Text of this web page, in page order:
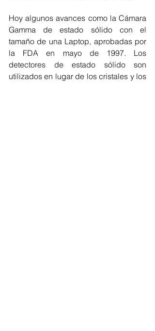
Hoy algunos avances como la Cámara
Gamma de estado sólido con el
tamaño de una Laptop, aprobadas por
la FDA en mayo de 1997. Los
detectores de estado sólido son
utilizados en lugar de los cristales y los